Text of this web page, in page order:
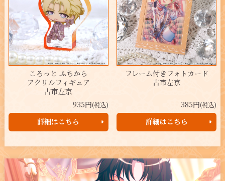
ころっと ふちから
アクリルフィギュア
古市左京
935円(税込)
詳細はこちら
フレーム付きフォトカード
古市左京
385円(税込)
詳細はこちら